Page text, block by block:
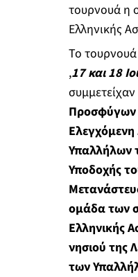
τουρνουά η
Ελληνικής
Το
,17 και 18
Προσφύγων
Υπαλλήλων
Υποδοχής
ομάδα των
Ελληνικής
νησιού της
των